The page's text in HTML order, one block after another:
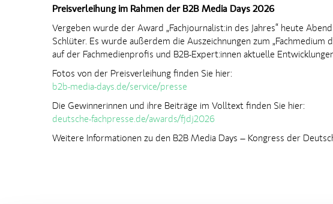
Preisverleihung im Rahmen der B2B Media Days 2026
Vergeben wurde der Award „Fachjournalist:in des Jahres“ heute
Schlüter. Es wurde außerdem die Auszeichnungen zum
auf der Fachmedienprofis und B2B-Expert:innen aktuelle
Fotos von der Preisverleihung finden Sie hier:
b2b-media-days.de/service/presse
Die Gewinnerinnen und ihre Beiträge im Volltext finden Sie hier:
deutsche-fachpresse.de/awards/fjdj2026
Weitere Informationen zu den B2B Media Days – Kongress der